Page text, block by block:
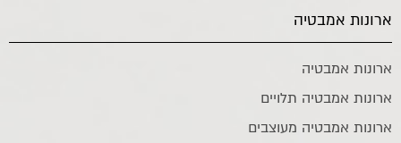
ארונות אמבטיה
ארונות אמבטיה
ארונות אמבטיה תלויים
ארונות אמבטיה מעוצבים